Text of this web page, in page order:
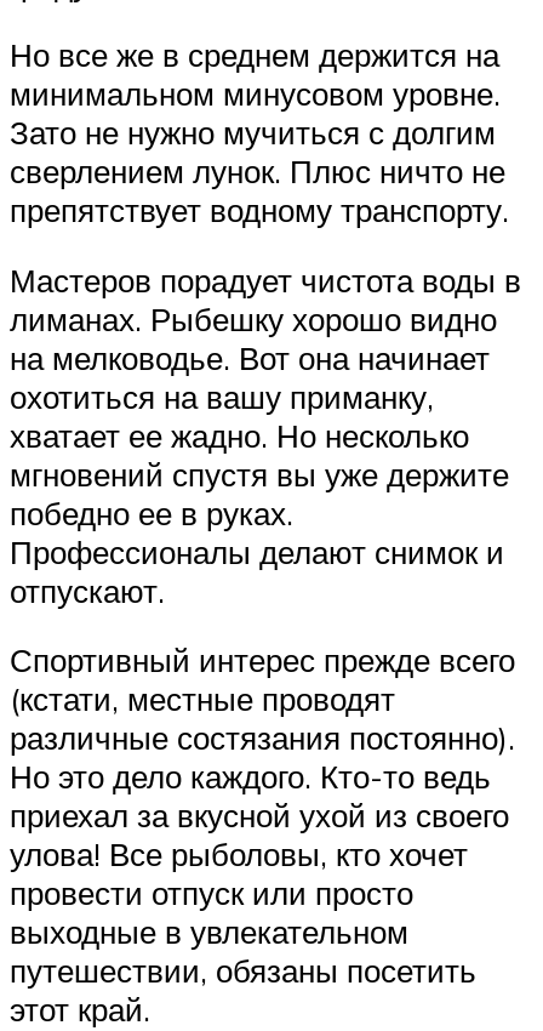
Но все же в среднем держится на
минимальном минусовом уровне.
Зато не нужно мучиться с долгим
сверлением лунок. Плюс ничто не
препятствует водному транспорту.
Мастеров порадует чистота воды в
лиманах. Рыбешку хорошо видно
на мелководье. Вот она начинает
охотиться на вашу приманку,
хватает ее жадно. Но несколько
мгновений спустя вы уже держите
победно ее в руках.
Профессионалы делают снимок и
отпускают.
Спортивный интерес прежде всего
(кстати, местные проводят
различные состязания постоянно).
Но это дело каждого. Кто-то ведь
приехал за вкусной ухой из своего
улова! Все рыболовы, кто хочет
провести отпуск или просто
выходные в увлекательном
путешествии, обязаны посетить
этот край.